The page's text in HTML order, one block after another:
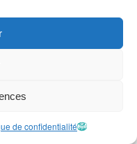
de confidentialité
mois avant le
deux mois avant le
à se faire
prennent bien plus